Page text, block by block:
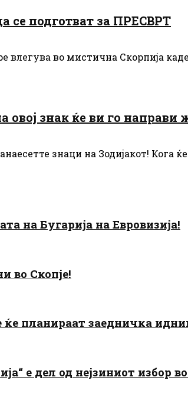
се подготват за ПРЕСВРТ
влегува во мистична Скорпија
знак ќе ви го направи
знаци на Зодијакот! Кога
на Бугарија на Евровизија!
во Скопје!
ќе планираат заедничка
е дел од нејзиниот избор